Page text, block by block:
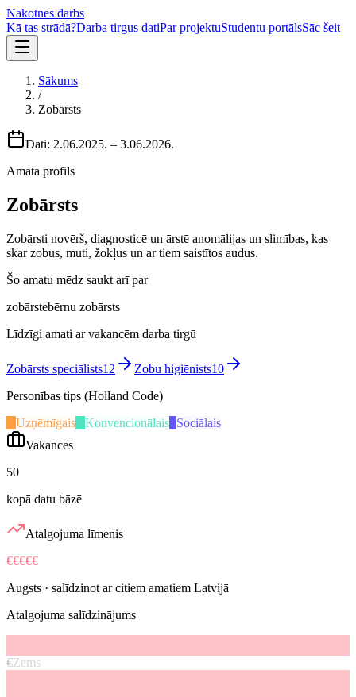
Nākotnes darbs
Kā tas strādā?Darba tirgus datiPar projektuStudentu portālsSāc šeit
Sākums
/
Zobārsts
Dati: 2.06.2025. – 3.06.2026.
Amata profils
Zobārsts
Zobārsti novērš, diagnosticē un ārstē anomālijas un slimības, kas
skar zobus, muti, žokļus un ar tiem saistītos audus.
Šo amatu mēdz saukt arī par
zobārstebērnu zobārsts
Līdzīgi amati ar vakancēm darba tirgū
Zobārsts speciālists12 Zobu higiēnists10
Personības tips (Holland Code)
Uzņēmīgais Konvencionālais Sociālais
Vakances
50
kopā datu bāzē
Atalgojuma līmenis
€€€€€
Augsts · salīdzinot ar citiem amatiem Latvijā
Atalgojuma salīdzinājums
€Zems